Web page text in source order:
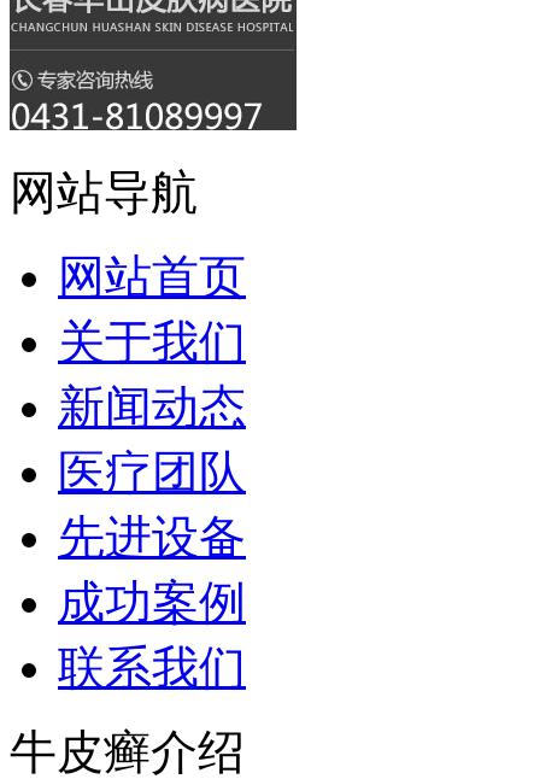
网站导航
网站首页
关于我们
新闻动态
医疗团队
先进设备
成功案例
联系我们
牛皮癣介绍